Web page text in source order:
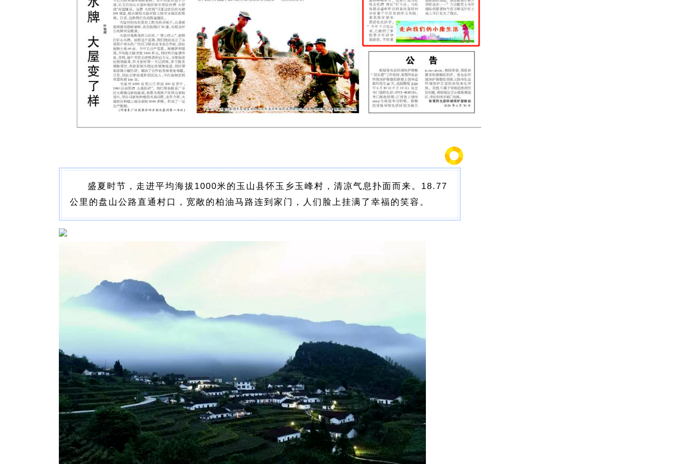
盛夏时节，走进平均海拔1000米的玉山县怀玉乡玉峰村，清凉气息扑面而来。18.77
公里的盘山公路直通村口，宽敞的柏油马路连到家门，人们脸上挂满了幸福的笑容。